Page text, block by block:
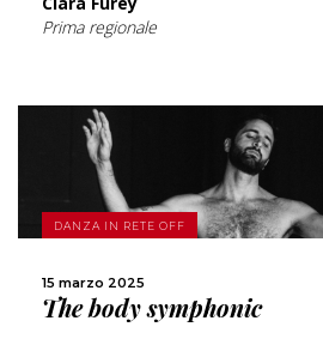
Prima regionale
DANZA IN RETE OFF
15 marzo 2025
The body symphonic
SCOPRI DI PIÙ